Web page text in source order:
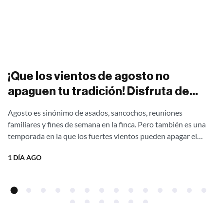
¡Que los vientos de agosto no
apaguen tu tradición! Disfruta de
humo con nuestras estufas
campestres Ergonatura. ¡Aprovecha
el 20% de descuento directo de
Agosto es sinónimo de asados, sancochos, reuniones
familiares y fines de semana en la finca. Pero también es una
temporada en la que los fuertes vientos pueden apagar el
1 DÍA AGO